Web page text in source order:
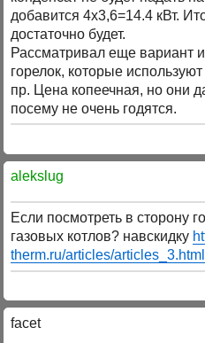
добавится 4х3,6=14.4 кВт.
достаточно будет.
Рассматривал еще вариант
горелок, которые
пр. Цена копеечная, но они
посему не очень годятся.
alekslug
Если посмотреть в сторону
газовых котлов? навскидку
therm.ru/articles/articles_3.html
facet